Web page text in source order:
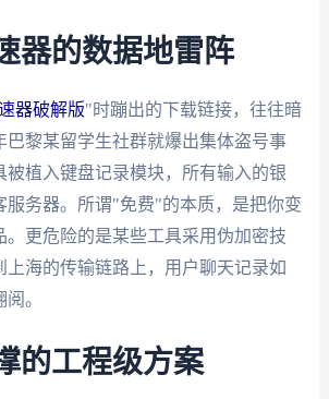
器的数据地雷阵
器破解版"时蹦出的下载链接，往往暗
巴黎某留学生社群就爆出集体盗号事
被植入键盘记录模块，所有输入的银
服务器。所谓"免费"的本质，是把你变
。更危险的是某些工具采用伪加密技
上海的传输链路上，用户聊天记录如
。
的工程级方案